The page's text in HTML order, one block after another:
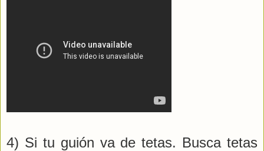
4) Si tu guión va de tetas. Busca tetas